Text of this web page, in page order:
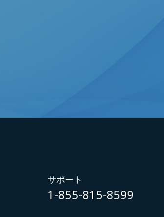
サポート
1-855-815-8599